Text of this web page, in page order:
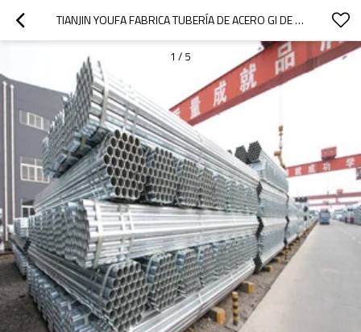
TIANJIN YOUFA FABRICA TUBERÍA DE ACERO GI DE 3/4 "TUBERÍA DE ACERO GI DE 1 1/4"
1 / 5